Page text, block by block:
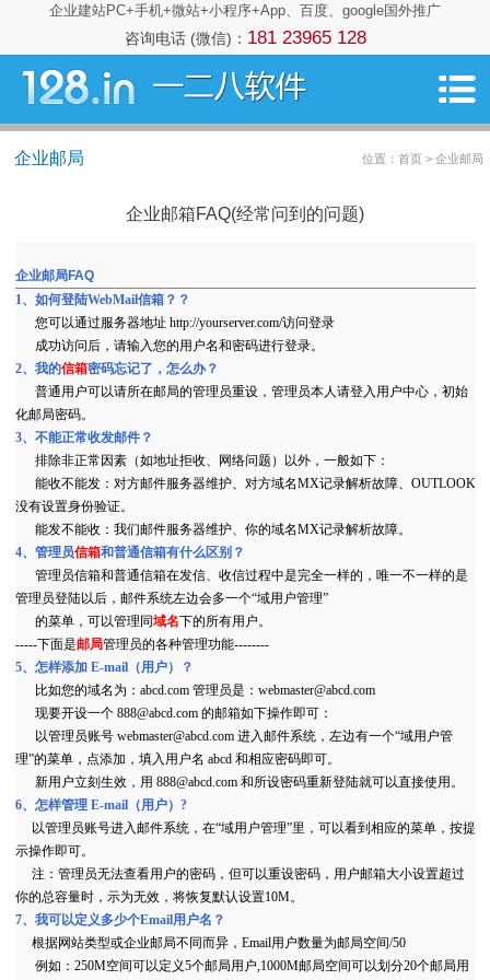
企业建站PC+手机+微站+小程序+App、百度、google国外推广
咨询电话 (微信)： 181 23965 128
企业邮局 位置：首页 > 企业邮局
企业邮箱FAQ(经常问到的问题)
企业邮局FAQ
1、如何登陆WebMail信箱？？
您可以通过服务器地址 http://yourserver.com/访问登录
成功访问后，请输入您的用户名和密码进行登录。
2、我的信箱密码忘记了，怎么办？
普通用户可以请所在邮局的管理员重设，管理员本人请登入用户中心，初始
化邮局密码。
3、不能正常收发邮件？
排除非正常因素（如地址拒收、网络问题）以外，一般如下：
能收不能发：对方邮件服务器维护、对方域名MX记录解析故障、OUTLOOK
没有设置身份验证。
能发不能收：我们邮件服务器维护、你的域名MX记录解析故障。
4、管理员信箱和普通信箱有什么区别？
管理员信箱和普通信箱在发信、收信过程中是完全一样的，唯一不一样的是
管理员登陆以后，邮件系统左边会多一个“域用户管理”
的菜单，可以管理同域名下的所有用户。
-----下面是邮局管理员的各种管理功能--------
5、怎样添加 E-mail（用户）？
比如您的域名为：abcd.com 管理员是：webmaster@abcd.com
现要开设一个 888@abcd.com 的邮箱如下操作即可：
以管理员账号 webmaster@abcd.com 进入邮件系统，左边有一个“域用户管
理”的菜单，点添加，填入用户名 abcd 和相应密码即可。
新用户立刻生效，用 888@abcd.com 和所设密码重新登陆就可以直接使用。
6、怎样管理 E-mail（用户）?
以管理员账号进入邮件系统，在“域用户管理”里，可以看到相应的菜单，按提
示操作即可。
注：管理员无法查看用户的密码，但可以重设密码，用户邮箱大小设置超过
你的总容量时，示为无效，将恢复默认设置10M。
7、我可以定义多少个Email用户名？
根据网站类型或企业邮局不同而异，Email用户数量为邮局空间/50
例如：250M空间可以定义5个邮局用户,1000M邮局空间可以划分20个邮局用